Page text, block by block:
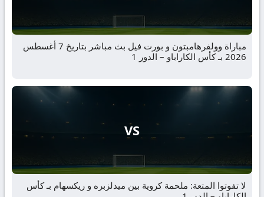
مباراة وولفرهامبتون و بورت فيل بث مباشر بتاريخ 7 أغسطس
2026 بـ كأس الكاراباو – الدور 1
VS
لا تفوتوا المتعة: ملحمة كروية بين ميدلزبره و ريكسهام بـ كأس